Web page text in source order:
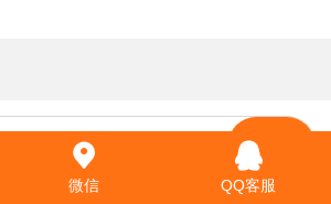
微信 QQ客服